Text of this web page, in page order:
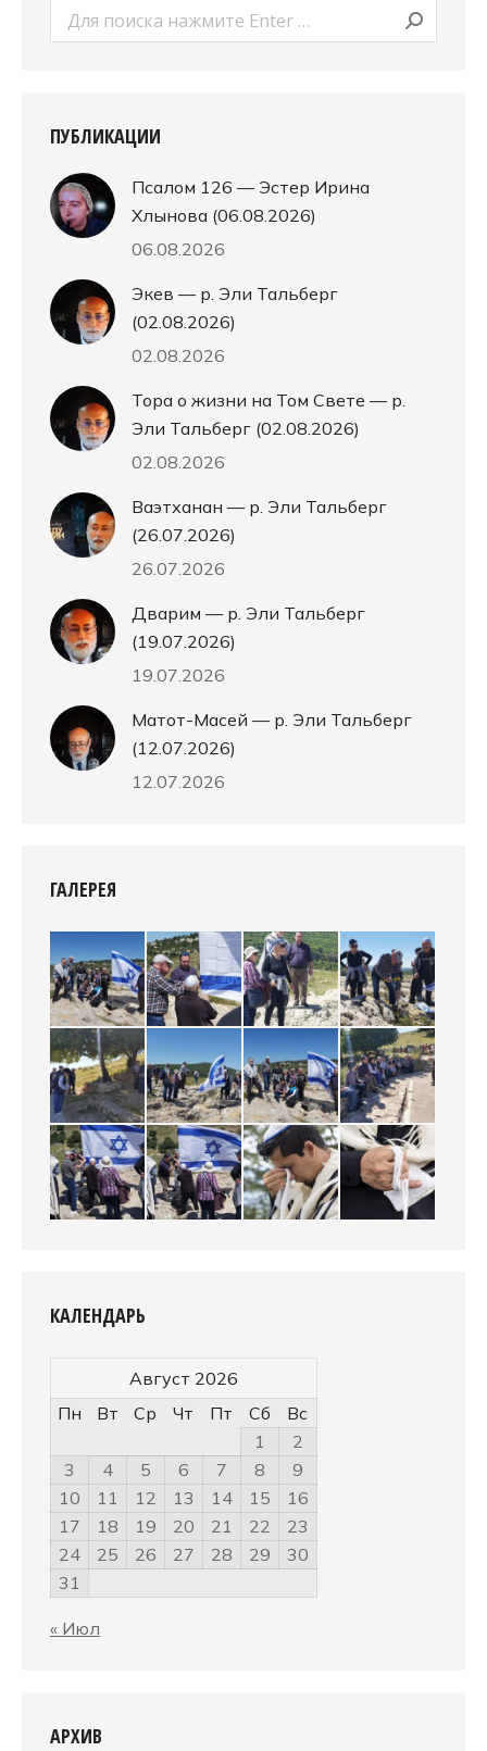
Поиск:
ПУБЛИКАЦИИ
Псалом 126 — Эстер Ирина
Хлынова (06.08.2026)
06.08.2026
Экев — р. Эли Тальберг
(02.08.2026)
02.08.2026
Тора о жизни на Том Свете — р.
Эли Тальберг (02.08.2026)
02.08.2026
Ваэтханан — р. Эли Тальберг
(26.07.2026)
26.07.2026
Дварим — р. Эли Тальберг
(19.07.2026)
19.07.2026
Матот-Масей — р. Эли Тальберг
(12.07.2026)
12.07.2026
ГАЛЕРЕЯ
КАЛЕНДАРЬ
Август 2026
Пн
Вт Ср Чт Пт Сб
Вс
1
2
3
4 5 6 7 8
9
10
11 12 13 14 15
16
17
18 19 20 21 22
23
24
25 26 27 28 29
30
31
« Июл
АРХИВ